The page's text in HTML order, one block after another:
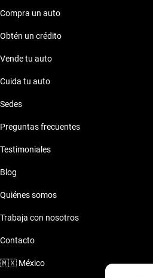
Compra un auto
Obtén un crédito
Vende tu auto
Cuida tu auto
Sedes
Preguntas frecuentes
Testimoniales
Blog
Quiénes somos
Trabaja con nosotros
Contacto
🇲🇽 México